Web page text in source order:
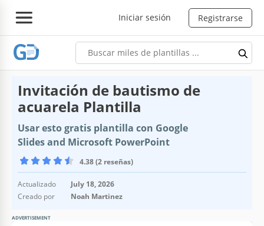
Iniciar sesión Registrarse
Invitación de bautismo de
acuarela Plantilla
Usar esto gratis plantilla con Google
Slides and Microsoft PowerPoint
4.38 (2 reseñas)
Actualizado
July 18, 2026
Creado por
Noah Martinez
ADVERTISEMENT